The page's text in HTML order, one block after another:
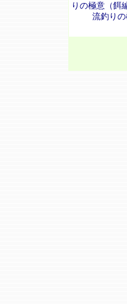
りの極意（餌
流釣りの